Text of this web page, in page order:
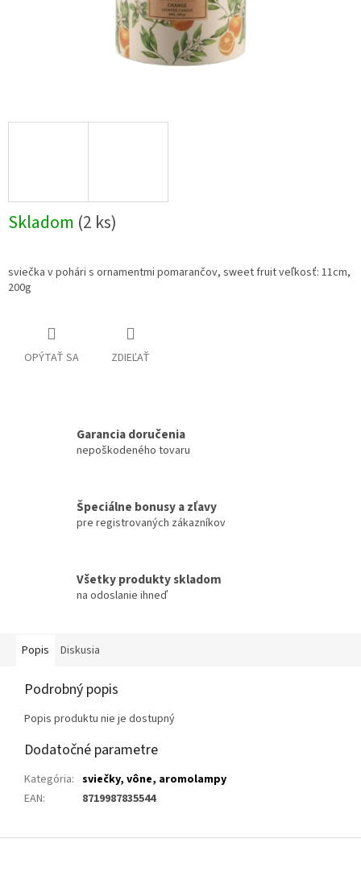
Skladom (2 ks)
sviečka v pohári s ornamentmi pomarančov, sweet fruit veľkosť: 11cm,
200g
OPÝTAŤ SA ZDIEĽAŤ
Garancia doručenia
nepoškodeného tovaru
Špeciálne bonusy a zľavy
pre registrovaných zákazníkov
Všetky produkty skladom
na odoslanie ihneď
Popis Diskusia
Podrobný popis
Popis produktu nie je dostupný
Dodatočné parametre
Kategória: sviečky, vône, aromolampy
EAN: 8719987835544
Z